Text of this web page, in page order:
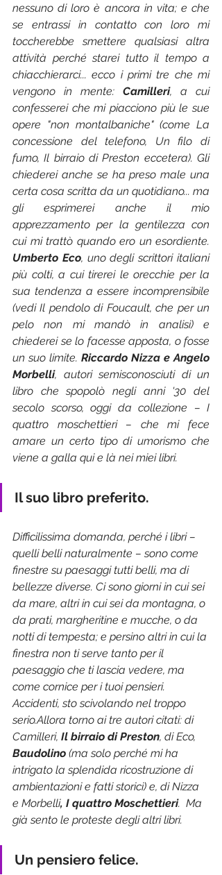
nessuno di loro è ancora in vita; e che
se entrassi in contatto con loro mi
toccherebbe smettere qualsiasi altra
attività perché starei tutto il tempo a
chiacchierarci... ecco i primi tre che mi
vengono in mente: Camilleri, a cui
confesserei che mi piacciono più le sue
opere "non montalbaniche" (come La
concessione del telefono, Un filo di
fumo, Il birraio di Preston eccetera). Gli
chiederei anche se ha preso male una
certa cosa scritta da un quotidiano... ma
gli esprimerei anche il mio
apprezzamento per la gentilezza con
Umberto Eco, uno degli scrittori italiani
più colti, a cui tirerei le orecchie per la
sua tendenza a essere incomprensibile
(vedi Il pendolo di Foucault, che per un
pelo non mi mandò in analisi) e
chiederei se lo facesse apposta, o fosse
un suo limite. Riccardo Nizza e Angelo
Morbelli, autori semisconosciuti di un
libro che spopolò negli anni '30 del
secolo scorso, oggi da collezione – I
quattro moschettieri – che mi fece
amare un certo tipo di umorismo che
viene a galla qui e là nei miei libri.
Il suo libro preferito.
Difficilissima domanda, perché i libri –
quelli belli naturalmente – sono come
finestre su paesaggi tutti belli, ma di
bellezze diverse. Ci sono giorni in cui sei
da mare, altri in cui sei da montagna, o
da prati, margheritine e mucche, o da
notti di tempesta; e persino altri in cui la
finestra non ti serve tanto per il
paesaggio che ti lascia vedere, ma
come cornice per i tuoi pensieri.
Accidenti, sto scivolando nel troppo
serio.Allora torno ai tre autori citati: di
Camilleri, Il birraio di Preston, di Eco,
Baudolino (ma solo perché mi ha
intrigato la splendida ricostruzione di
ambientazioni e fatti storici) e, di Nizza
e Morbelli, I quattro Moschettieri.  Ma
già sento le proteste degli altri libri.
Un pensiero felice.